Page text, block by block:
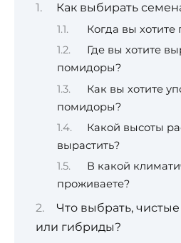
Как выбирать
Когда вы хотите
Где вы хотите
помидоры?
Как вы хотите
помидоры?
Какой высоты
вырастить?
В какой
проживаете?
Что выбрать,
или гибриды?